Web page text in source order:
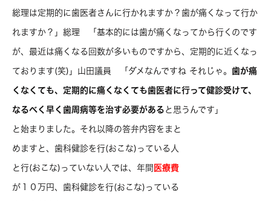
総理は定期的に歯医者さんに行かれますか？歯が痛くなって行か
れますか？」総理 「基本的には歯が痛くなってから行くのです
が、最近は痛くなる回数が多いものですから、定期的に近くなっ
ております(笑)」山田議員 「ダメなんですね それじゃ。 歯が痛
くなくても、定期的に痛くなくても歯医者に行って健診受けて、
なるべく早く歯周病等を治す必要がある と思うんです」
と始まりました。それ以降の答弁内容をまと
めますと、歯科健診を行(おこな)っている人
と行(おこな)っていない人では、年間 医療費
が１０万円、歯科健診を行(おこな)っている